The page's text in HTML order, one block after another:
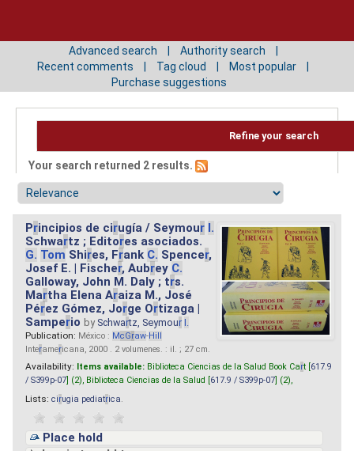
Advanced search
Authority search
Recent comments
Tag cloud
Most popular
Purchase suggestions
Refine your search
Your search returned 2 results.
Principios de cirugía / Seymour I.
Schwartz ; Editores asociados.
G. Tom Shires, Frank C. Spencer,
Josef E. | Fischer, Aubrey C.
Galloway, John M. Daly ; trs.
Martha Elena Araiza M., José
Pérez Gómez, Jorge Ortizaga |
Samperio by Schwartz, Seymour I.
Publication: México : McGraw-Hill
Interamericana, 2000 . 2 volumenes. : il. ; 27 cm.
Availability: Items available: Biblioteca Ciencias de la Salud Book Cart [ 617.9
/ S399p-07 ] (2), Biblioteca Ciencias de la Salud [ 617.9 / S399p-07 ] (2),
Lists: cirugia pediatrica
Place hold